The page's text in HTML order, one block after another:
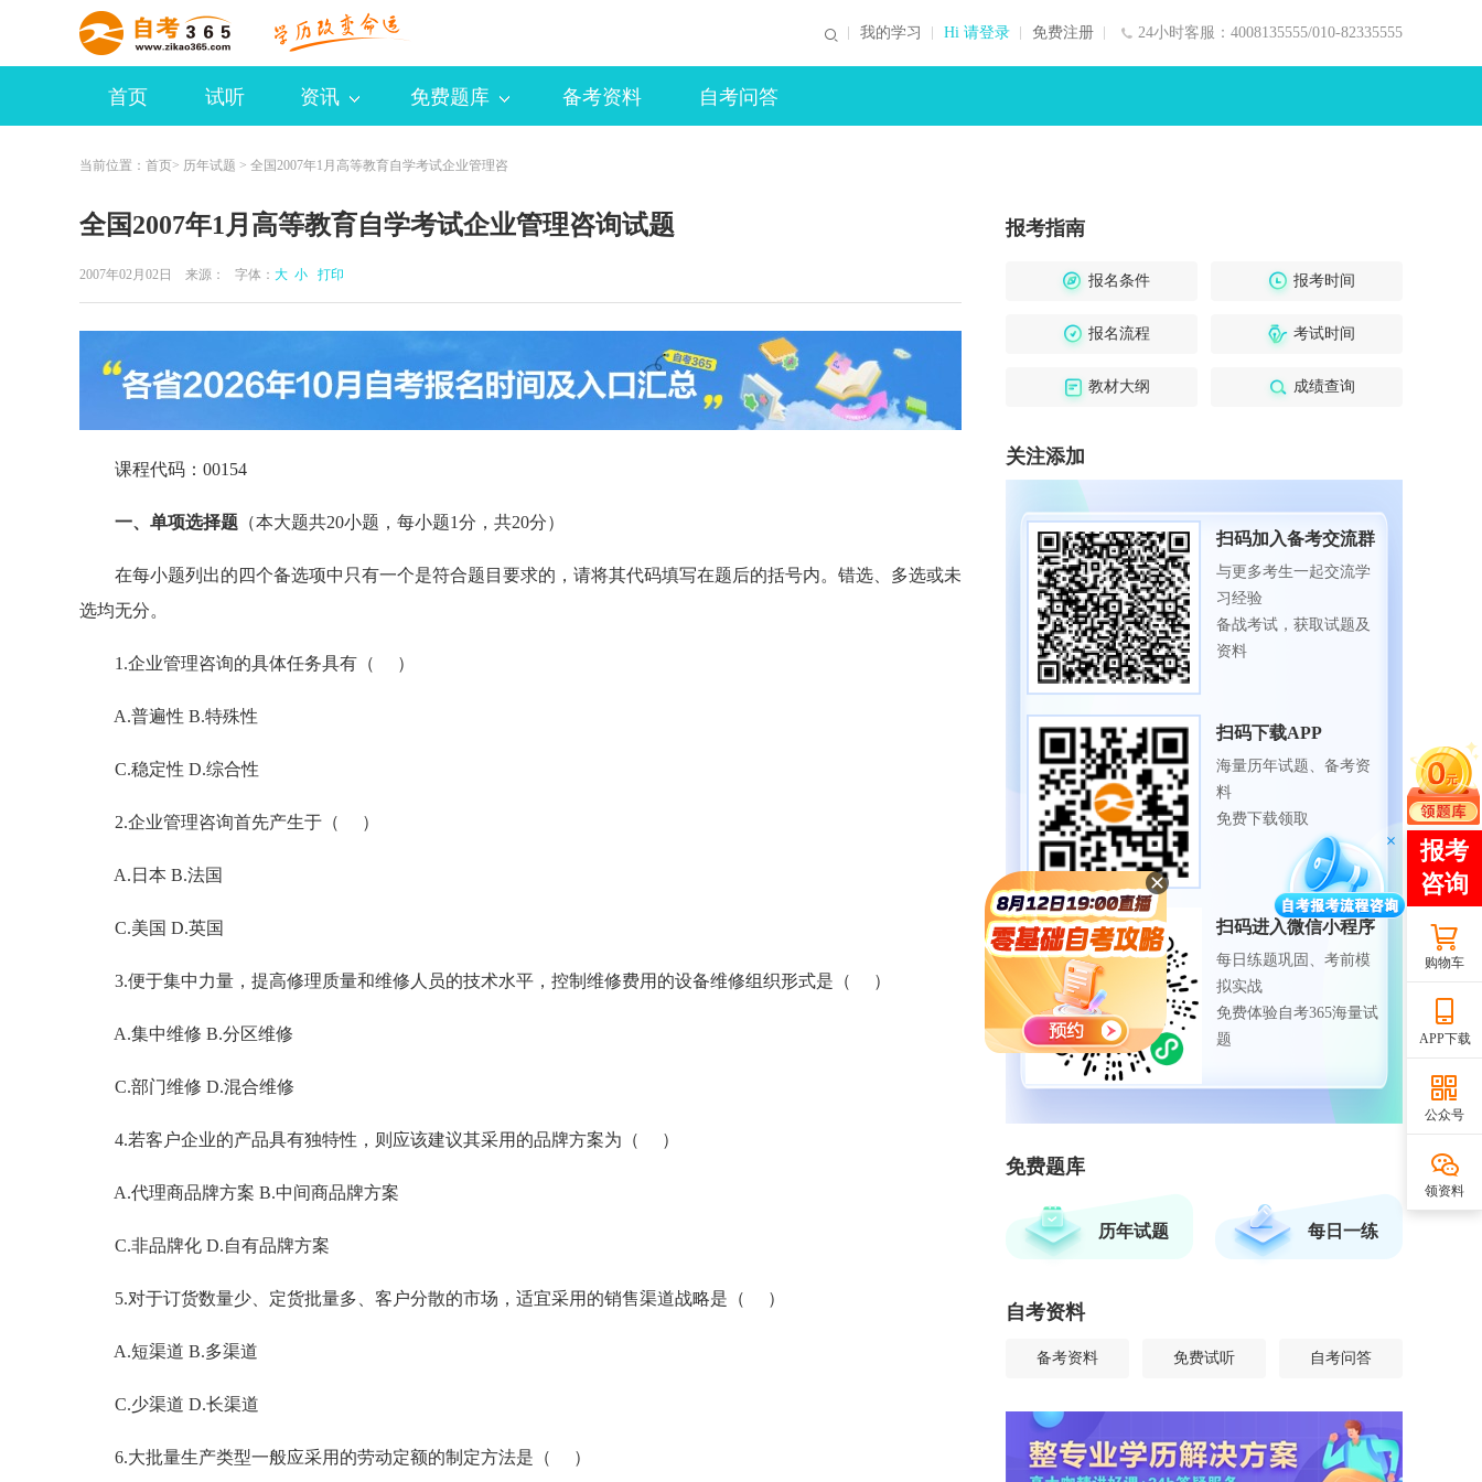
24小时客服：4008135555/010-82335555
我的学习 Hi 请登录 免费注册
首页 试听 资讯 免费题库 备考资料 自考问答
当前位置： 首页> 历年试题 > 全国2007年1月高等教育自学考试企业管理咨
全国2007年1月高等教育自学考试企业管理咨询试题
2007年02月02日 来源： 字体： 大 小 打印
课程代码：00154
一、单项选择题 （本大题共20小题，每小题1分，共20分）
在每小题列出的四个备选项中只有一个是符合题目要求的，请将其代码填写在题后的括号内。错选、多选或未
选均无分。
1.企业管理咨询的具体任务具有（ ）
A.普遍性 B.特殊性
C.稳定性 D.综合性
2.企业管理咨询首先产生于（ ）
A.日本 B.法国
C.美国 D.英国
3.便于集中力量，提高修理质量和维修人员的技术水平，控制维修费用的设备维修组织形式是（ ）
A.集中维修 B.分区维修
C.部门维修 D.混合维修
4.若客户企业的产品具有独特性，则应该建议其采用的品牌方案为（ ）
A.代理商品牌方案 B.中间商品牌方案
C.非品牌化 D.自有品牌方案
5.对于订货数量少、定货批量多、客户分散的市场，适宜采用的销售渠道战略是（ ）
A.短渠道 B.多渠道
C.少渠道 D.长渠道
6.大批量生产类型一般应采用的劳动定额的制定方法是（ ）
报考指南
报名条件 报考时间
报名流程 考试时间
教材大纲 成绩查询
关注添加
扫码加入备考交流群
与更多考生一起交流学
习经验
备战考试，获取试题及
资料
扫码下载APP
海量历年试题、备考资
料
免费下载领取
扫码进入微信小程序
每日练题巩固、考前模
拟实战
免费体验自考365海量试
题
免费题库
历年试题 每日一练
自考资料
备考资料 免费试听 自考问答
购物车
APP下载
公众号
领资料